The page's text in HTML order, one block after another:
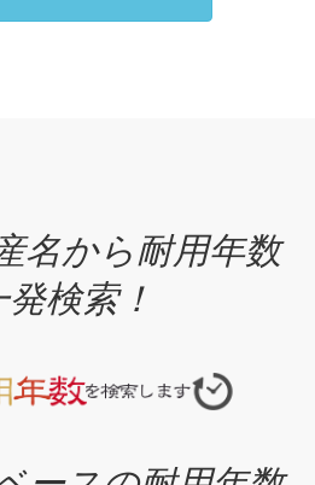
名から耐用年数
発検索！